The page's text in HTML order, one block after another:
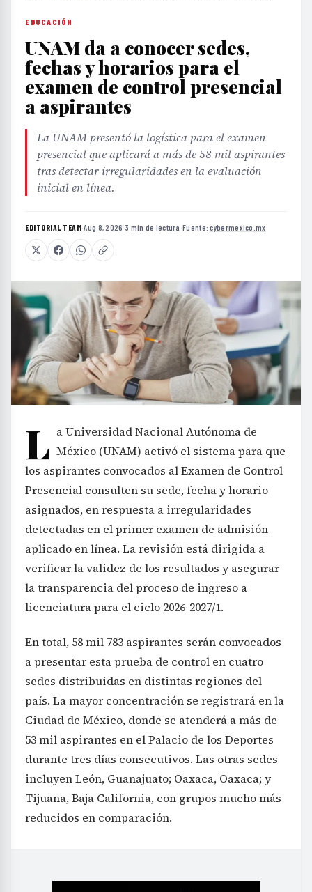
EDUCACIÓN
UNAM da a conocer sedes,
fechas y horarios para el
examen de control presencial
a aspirantes
La UNAM presentó la logística para el examen
presencial que aplicará a más de 58 mil aspirantes
tras detectar irregularidades en la evaluación
inicial en línea.
EDITORIAL TEAM·Aug 8, 2026 ·3 min de lectura ·Fuente:cybermexico.mx
L a Universidad Nacional Autónoma de
México (UNAM) activó el sistema para que
los aspirantes convocados al Examen de Control
Presencial consulten su sede, fecha y horario
asignados, en respuesta a irregularidades
detectadas en el primer examen de admisión
aplicado en línea. La revisión está dirigida a
verificar la validez de los resultados y asegurar
la transparencia del proceso de ingreso a
licenciatura para el ciclo 2026-2027/1.
En total, 58 mil 783 aspirantes serán convocados
a presentar esta prueba de control en cuatro
sedes distribuidas en distintas regiones del
país. La mayor concentración se registrará en la
Ciudad de México, donde se atenderá a más de
53 mil aspirantes en el Palacio de los Deportes
durante tres días consecutivos. Las otras sedes
incluyen León, Guanajuato; Oaxaca, Oaxaca; y
Tijuana, Baja California, con grupos mucho más
reducidos en comparación.